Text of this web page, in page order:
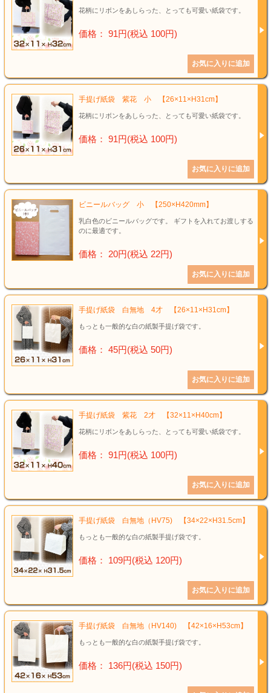
花柄にリボンをあしらった、とっても可愛い紙袋です。
価格： 91円(税込 100円)
手提げ紙袋 紫花 小 【26×11×H31cm】
花柄にリボンをあしらった、とっても可愛い紙袋です。
価格： 91円(税込 100円)
ビニールバッグ 小 【250×H420mm】
乳白色のビニールバッグです。 ギフトを入れてお渡しする
のに最適です。
価格： 20円(税込 22円)
手提げ紙袋 白無地 4才 【26×11×H31cm】
もっとも一般的な白の紙製手提げ袋です。
価格： 45円(税込 50円)
手提げ紙袋 紫花 2才 【32×11×H40cm】
花柄にリボンをあしらった、とっても可愛い紙袋です。
価格： 91円(税込 100円)
手提げ紙袋 白無地（HV75) 【34×22×H31.5cm】
もっとも一般的な白の紙製手提げ袋です。
価格： 109円(税込 120円)
手提げ紙袋 白無地（HV140) 【42×16×H53cm】
もっとも一般的な白の紙製手提げ袋です。
価格： 136円(税込 150円)